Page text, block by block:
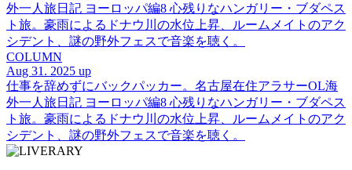
外一人旅日記 ヨーロッパ編8 心残りなハンガリー・ブダペス
ト旅。豪雨によるドナウ川の水位上昇、ルームメイトのアク
シデント、謎の野外フェスで音楽を聴く。
COLUMN
Aug 31. 2025 up
仕事を辞めずにバックパッカー。名古屋在住アラサーOL海
外一人旅日記 ヨーロッパ編8 心残りなハンガリー・ブダペス
ト旅。豪雨によるドナウ川の水位上昇、ルームメイトのアク
シデント、謎の野外フェスで音楽を聴く。